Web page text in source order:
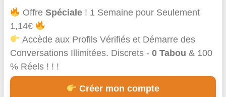
OffreSpéciale ! 1 Semaine pour Seulement
1,14€
Accède aux Profils Vérifiés et Démarre des
Conversations Illimitées. Discrets - 0 Tabou & 100
% Réels ! ! !
Créer mon compte